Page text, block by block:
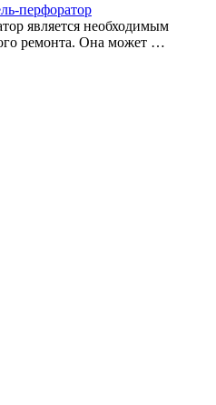
перфоратор
является необходимым
ремонта. Она может …